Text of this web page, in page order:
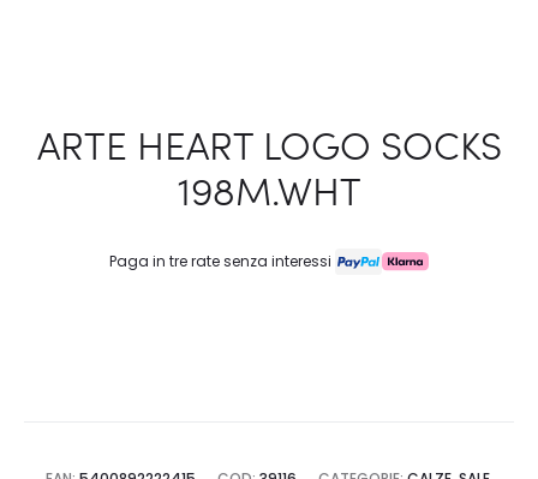
ARTE HEART LOGO SOCKS
198M.WHT
Paga in tre rate senza interessi